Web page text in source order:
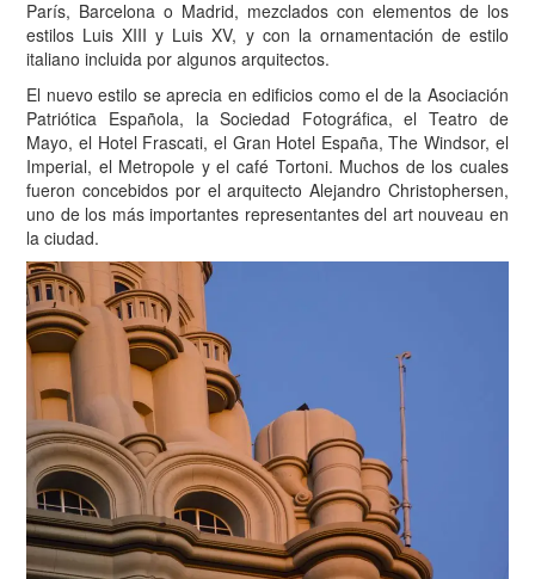
París, Barcelona o Madrid, mezclados con elementos de los
estilos Luis XIII y Luis XV, y con la ornamentación de estilo
italiano incluida por algunos arquitectos.
El nuevo estilo se aprecia en edificios como el de la Asociación
Patriótica Española, la Sociedad Fotográfica, el Teatro de
Mayo, el Hotel Frascati, el Gran Hotel España, The Windsor, el
Imperial, el Metropole y el café Tortoni. Muchos de los cuales
fueron concebidos por el arquitecto Alejandro Christophersen,
uno de los más importantes representantes del art nouveau en
la ciudad.